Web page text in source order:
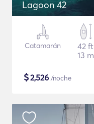
Lagoon 42
Catamarán
42 ft
13 m
$2,526 /noche